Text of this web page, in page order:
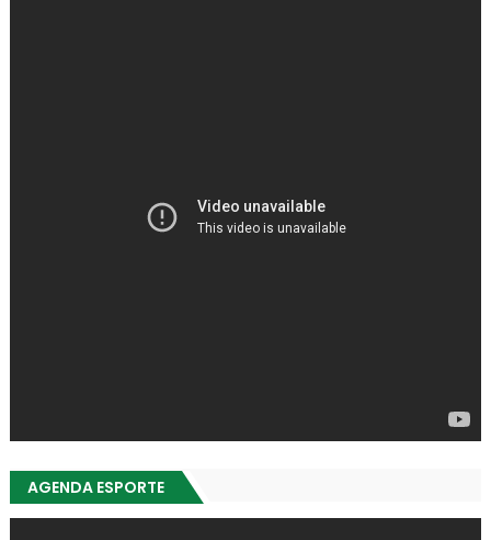
AGENDA ESPORTE